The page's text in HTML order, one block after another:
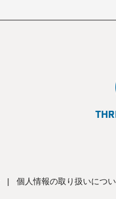
| 個人情報の取り扱いにつ